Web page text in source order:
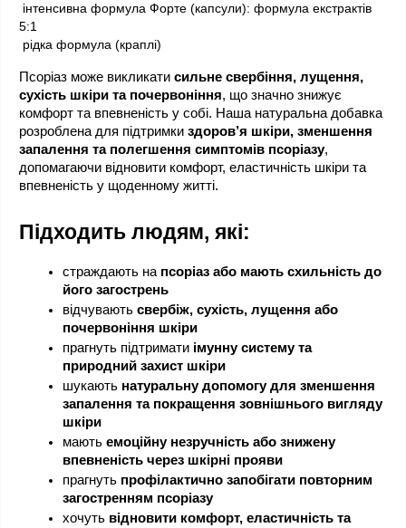
5:1
рідка формула (краплі)
Псоріаз може викликати сильне свербіння, лущення,
сухість шкіри та почервоніння, що значно знижує
комфорт та впевненість у собі. Наша натуральна добавка
розроблена для підтримки здоров’я шкіри, зменшення
запалення та полегшення симптомів псоріазу,
допомагаючи відновити комфорт, еластичність шкіри та
впевненість у щоденному житті.
Підходить людям, які:
страждають на псоріаз або мають схильність до
його загострень
відчувають свербіж, сухість, лущення або
почервоніння шкіри
прагнуть підтримати імунну систему та
природний захист шкіри
шукають натуральну допомогу для зменшення
запалення та покращення зовнішнього вигляду
шкіри
мають емоційну незручність або знижену
впевненість через шкірні прояви
прагнуть профілактично запобігати повторним
загостренням псоріазу
хочуть відновити комфорт, еластичність та